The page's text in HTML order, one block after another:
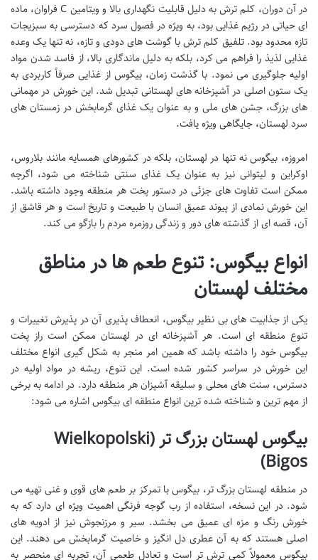
در آن دوران، کلم ترش به دلیل قابلیت نگهداری بالا و ویتامین C فراوان، ماده
ای حیاتی در رژیم غذایی بود، به ویژه در فصول سرد که دسترسی به سبزیجات
تازه محدود بود. تلفیق کلم ترش با گوشت های دودی و تازه، نه تنها یک وعده
غذایی لذیذ را فراهم می کرد، بلکه به دلیل ماندگاری بالا، از فاسد شدن مواد
اولیه جلوگیری می نمود. با گذشت زمان، بیگوس از غذایی صرفاً کاربردی به
یک ستون اصلی در آشپزخانه های لهستانی تبدیل شد. این خورش در مهمانی
های بزرگ، جشن های ملی و به عنوان یک غذای گرمابخش در زمستان های
سرد لهستان، جایگاهی ویژه یافت.
امروزه، بیگوس نه تنها در لهستان، بلکه در کشورهای همسایه مانند بلاروس،
اوکراین و لیتوانی نیز به عنوان یک غذای سنتی شناخته می شود، اگرچه
ممکن است تفاوت های جزئی در دستور پخت هر منطقه وجود داشته باشد.
این خورش نمادی از پیوند عمیق انسان با طبیعت و تاریخ است و هر قاشق از
آن، قصه ای از گذشته های دور و زندگی روزمره مردم را بازگو می کند.
انواع بیگوس: تنوع طعم ها در مناطق
مختلف لهستان
یکی از جذابیت های بی نظیر بیگوس، انعطاف پذیری آن در پذیرش تغییرات و
تنوع منطقه ای است. هر آشپزخانه ای در لهستان ممکن است راز پخت
بیگوس خود را داشته باشد که همین امر منجر به شکل گیری انواع مختلف
این خورش در سراسر کشور شده است. این تنوع، ریشه در مواد اولیه در
دسترس، سنت های محلی و سلیقه آشپزان هر منطقه دارد. در ادامه به برخی
از مهم ترین و شناخته شده ترین انواع منطقه ای بیگوس اشاره می شود:
بیگوس لهستان بزرگ تر (Wielkopolski
Bigos)
در منطقه لهستان بزرگ تر، بیگوس با تمرکز بر طعم های قوی و غنی تهیه می
شود. در این نسخه، استفاده از رب گوجه فرنگی اهمیت ویژه ای دارد که به
خورش رنگ و مزه ای عمیق می بخشد. سیر و مرزنجوش نیز از ادویه های
اصلی هستند که به آن عطری دل انگیز و خاصیت گرمابخش می دهند. این
بیگوس معمولاً کمی ترش تر است و تعادل طعمی آن، تجربه ای منحصر به